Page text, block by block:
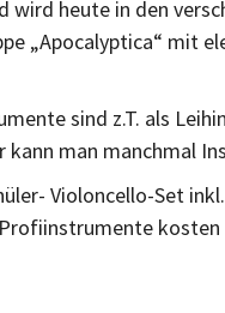
wird heute in den
„Apocalyptica“ mit
sind z.T. als
kann man manchmal
Violoncello-Set
kosten